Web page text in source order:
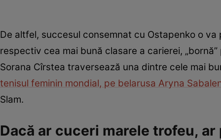
De altfel, succesul consemnat cu Ostapenko o
respectiv cea mai bună clasare a carierei,
Sorana Cîrstea traversează una dintre cele mai
tenisul feminin mondial, pe belarusa Aryna
Slam.
Dacă ar cuceri marele trofeu,